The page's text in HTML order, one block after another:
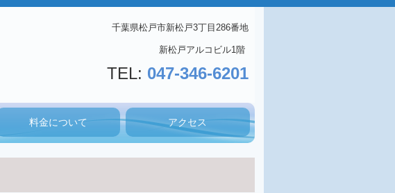
千葉県松戸市新松戸3丁目286番地
新松戸アルコビル1階
TEL: 047-346-6201
料金について アクセス